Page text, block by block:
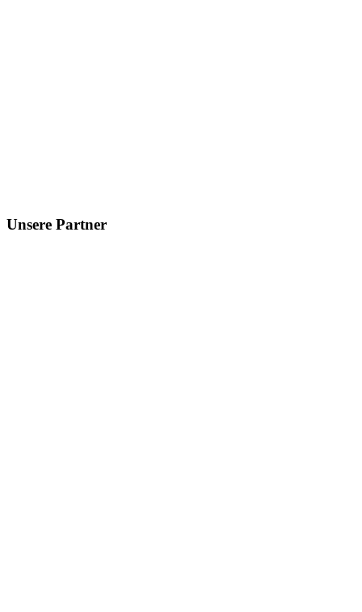
Unsere Partner